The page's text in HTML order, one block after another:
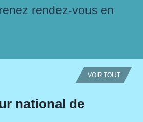
rendez-vous en
VOIR TOUT
national de